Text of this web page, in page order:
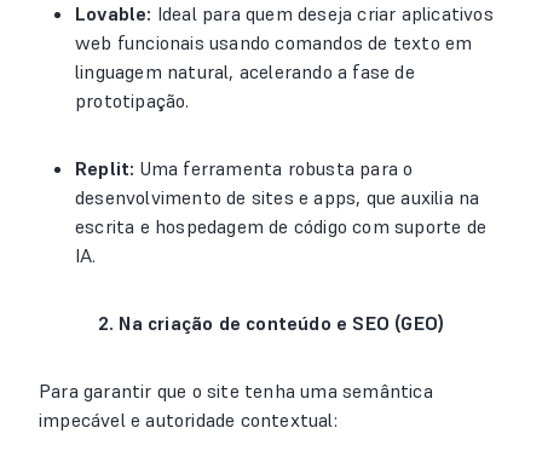
Lovable: Ideal para quem deseja criar aplicativos
web funcionais usando comandos de texto em
linguagem natural, acelerando a fase de
prototipação.
Replit: Uma ferramenta robusta para o
desenvolvimento de sites e apps, que auxilia na
escrita e hospedagem de código com suporte de
IA.
2. Na criação de conteúdo e SEO (GEO)
Para garantir que o site tenha uma semântica
impecável e autoridade contextual: